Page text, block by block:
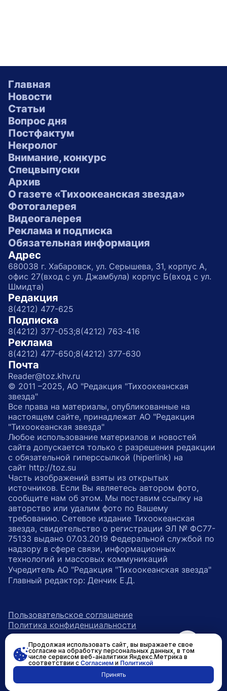
Главная
Новости
Статьи
Вопрос дня
Постфактум
Некролог
Внимание, конкурс
Спецвыпуски
Архив
О газете «Тихоокеанская звезда»
Фотогалерея
Видеогалерея
Реклама и подписка
Обязательная информация
Адрес
680038 г. Хабаровск, ул. Серышева, 31, корпус А,
офис 27(вход с ул. Джамбула) корпус Б(вход с ул.
Шмидта)
Редакция
8(4212) 477-625
Подписка
8(4212) 377-053;8(4212) 763-416
Реклама
8(4212) 477-650;8(4212) 377-630
Почта
Reader@toz.khv.ru
© 2011 –2025, АО "Редакция "Тихоокеанская
звезда"
Все права на материалы, опубликованные на
настоящем сайте, принадлежат АО "Редакция
"Тихоокеанская звезда"
Любое использование материалов и новостей
сайта допускается только с разрешения редакции
с обязательной гиперссылкой (hiperlink) на
сайт http://toz.su
Часть изображений взяты из открытых
источников. Если Вы являетесь автором фото,
сообщите нам об этом. Мы поставим ссылку на
авторство или удалим фото по Вашему
требованию. Сетевое издание Тихоокеанская
звезда, свидетельство о регистрации ЭЛ № ФС77-
75133 выдано 07.03.2019 Федеральной службой по
надзору в сфере связи, информационных
технологий и массовых коммуникаций
Учредитель АО "Редакция "Тихоокеанская звезда"
Главный редактор: Денчик Е.Д.
Пользовательское соглашение
Политика конфиденциальности
ссылка на главную
возрастное ограничение 16+
ссылка на страницу в Вконтакте
ссылка на страницу в
ссылка на канал в
Разработано в
Продолжая использовать сайт, вы выражаете свое
согласие на обработку персональных данных, в том
числе сервисом веб-аналитики Яндекс.Метрика в
соответствии с Согласиеми Политикой
Принять